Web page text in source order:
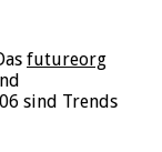
futureorg
sind Trends